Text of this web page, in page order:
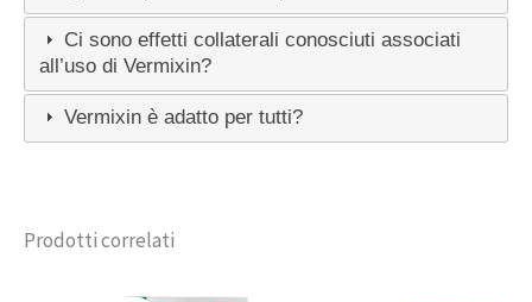
Ci sono effetti collaterali conosciuti associati
all’uso di Vermixin?
Vermixin è adatto per tutti?
Prodotti correlati